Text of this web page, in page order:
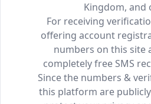
Kingdom, and
For receiving
offering account
numbers on this site
completely free SMS
Since the numbers &
this platform are